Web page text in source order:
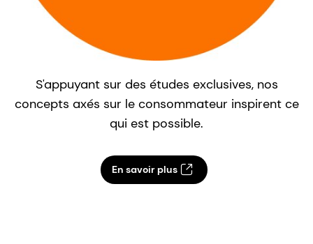
S'appuyant sur des études exclusives, nos
concepts axés sur le consommateur inspirent ce
qui est possible.
En savoir plus